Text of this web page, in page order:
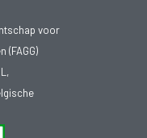
voor
(FAGG)